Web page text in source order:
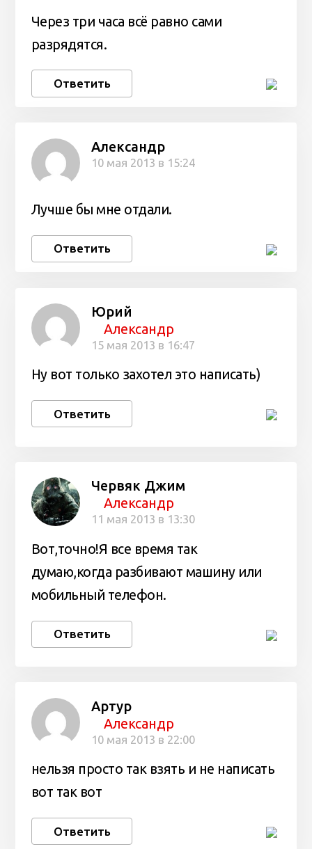
Через три часа всё равно сами
разрядятся.
Ответить
Александр
10 мая 2013 в 15:24
Лучше бы мне отдали.
Ответить
Юрий
Александр
15 мая 2013 в 16:47
Ну вот только захотел это написать)
Ответить
Червяк Джим
Александр
11 мая 2013 в 13:30
Вот,точно!Я все время так
думаю,когда разбивают машину или
мобильный телефон.
Ответить
Артур
Александр
10 мая 2013 в 22:00
нельзя просто так взять и не написать
вот так вот
Ответить